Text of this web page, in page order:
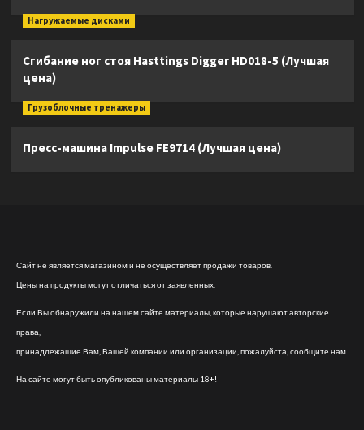
Нагружаемые дисками
Сгибание ног стоя Hasttings Digger HD018-5 (Лучшая
цена)
Грузоблочные тренажеры
Пресс-машина Impulse FE9714 (Лучшая цена)
Сайт не является магазином и не осуществляет продажи товаров.
Цены на продукты могут отличаться от заявленных.
Если Вы обнаружили на нашем сайте материалы, которые нарушают авторские
права,
принадлежащие Вам, Вашей компании или организации, пожалуйста, сообщите нам.
На сайте могут быть опубликованы материалы 18+!